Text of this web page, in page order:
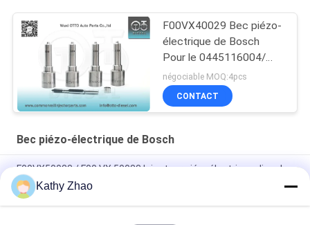
F00VX40029 Bec piézo-
électrique de Bosch
Pour le 0445116004/
0445116005/
0445116029
négociable MOQ:4pcs
CONTACT
Bec piézo-électrique de Bosch
F00VX50083 / F00 VX 50083 Injecteur piézoélectrique diesel
pour injecteurs 0445120302 / 303
F00VX50038 / F00 VX 50038 Buse piézo pour injecteurs
Kathy Zhao